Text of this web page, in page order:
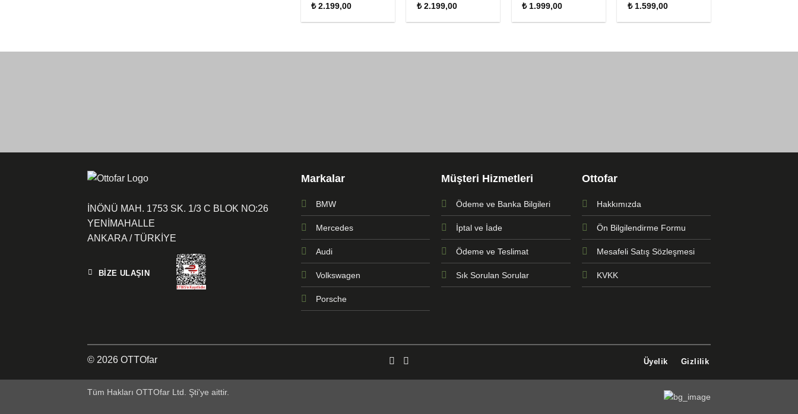
₺2.199,00
₺2.199,00
₺1.999,00
₺1.599,00
İNÖNÜ MAH. 1753 SK. 1/3 C BLOK NO:26
YENİMAHALLE
ANKARA / TÜRKİYE
BİZE ULAŞIN
Markalar
BMW
Mercedes
Audi
Volkswagen
Porsche
Müşteri Hizmetleri
Ödeme ve Banka Bilgileri
İptal ve İade
Ödeme ve Teslimat
Sık Sorulan Sorular
Ottofar
Hakkımızda
Ön Bilgilendirme Formu
Mesafeli Satış Sözleşmesi
KVKK
© 2026 OTTOfar Üyelik Gizlilik
Tüm Hakları OTTOfar Ltd. Şti'ye aittir.